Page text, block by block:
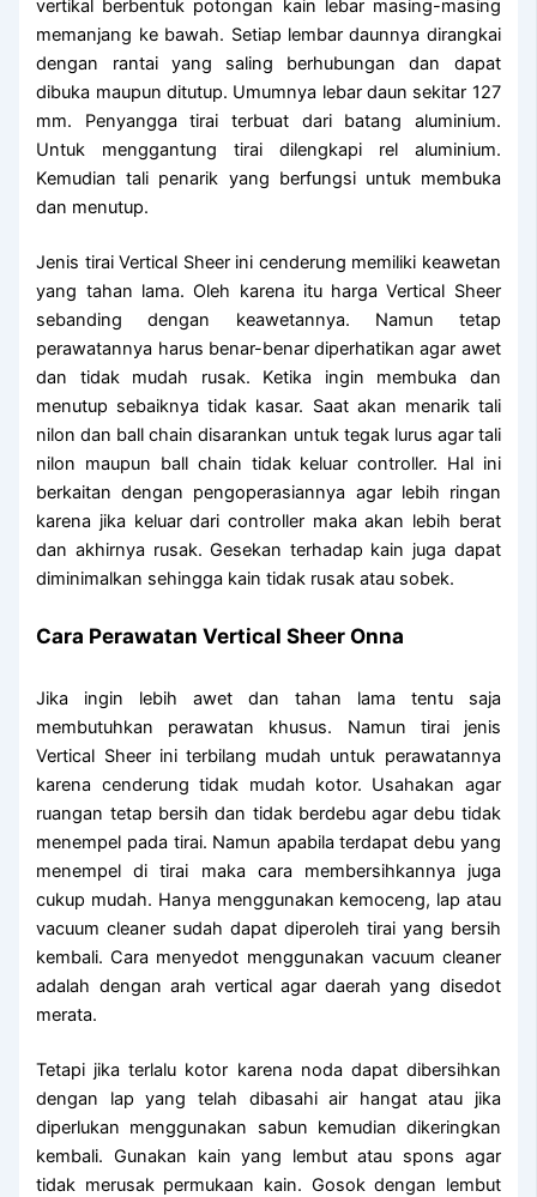
vertikal berbentuk potongan kain lebar masing-masing
memanjang ke bawah. Setiap lembar daunnya dirangkai
dengan rantai yang saling berhubungan dan dapat
dibuka maupun ditutup. Umumnya lebar daun sekitar 127
mm. Penyangga tirai terbuat dari batang aluminium.
Untuk menggantung tirai dilengkapi rel aluminium.
Kemudian tali penarik yang berfungsi untuk membuka
dan menutup.
Jenis tirai Vertical Sheer ini cenderung memiliki keawetan
yang tahan lama. Oleh karena itu harga Vertical Sheer
sebanding dengan keawetannya. Namun tetap
perawatannya harus benar-benar diperhatikan agar awet
dan tidak mudah rusak. Ketika ingin membuka dan
menutup sebaiknya tidak kasar. Saat akan menarik tali
nilon dan ball chain disarankan untuk tegak lurus agar tali
nilon maupun ball chain tidak keluar controller. Hal ini
berkaitan dengan pengoperasiannya agar lebih ringan
karena jika keluar dari controller maka akan lebih berat
dan akhirnya rusak. Gesekan terhadap kain juga dapat
diminimalkan sehingga kain tidak rusak atau sobek.
Cara Perawatan Vertical Sheer Onna
Jika ingin lebih awet dan tahan lama tentu saja
membutuhkan perawatan khusus. Namun tirai jenis
Vertical Sheer ini terbilang mudah untuk perawatannya
karena cenderung tidak mudah kotor. Usahakan agar
ruangan tetap bersih dan tidak berdebu agar debu tidak
menempel pada tirai. Namun apabila terdapat debu yang
menempel di tirai maka cara membersihkannya juga
cukup mudah. Hanya menggunakan kemoceng, lap atau
vacuum cleaner sudah dapat diperoleh tirai yang bersih
kembali. Cara menyedot menggunakan vacuum cleaner
adalah dengan arah vertical agar daerah yang disedot
merata.
Tetapi jika terlalu kotor karena noda dapat dibersihkan
dengan lap yang telah dibasahi air hangat atau jika
diperlukan menggunakan sabun kemudian dikeringkan
kembali. Gunakan kain yang lembut atau spons agar
tidak merusak permukaan kain. Gosok dengan lembut